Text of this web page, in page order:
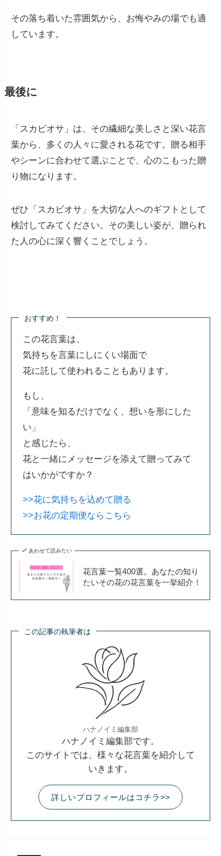
その落ち着いた雰囲気から、お悔やみの場でも適
しています。
最後に
「スカビオサ」は、その繊細な美しさと深い花言
葉から、多くの人々に愛される花です。贈る相手
やシーンに合わせて選ぶことで、心のこもった贈
り物になります。
ぜひ「スカビオサ」を大切な人へのギフトとして
検討してみてください。その美しい姿が、贈られ
た人の心に深く響くことでしょう。
おすすめ！
この花言葉は、
気持ちを言葉にしにくい場面で
花に託して使われることもあります。
もし、
「意味を知るだけでなく、想いを形にした
い」
と感じたら、
花と一緒にメッセージを添えて贈ってみて
はいかがですか？
>>花に気持ちを込めて贈る
>>お花の定期便ならこちら
あわせて読みたい
花言葉一覧400選。あなたの知り
たいその花の花言葉を一挙紹介！
この記事の執筆者は
ハナノイミ編集部
ハナノイミ編集部です。
このサイトでは、様々な花言葉を紹介して
いきます。
詳しいプロフィールはコチラ>>